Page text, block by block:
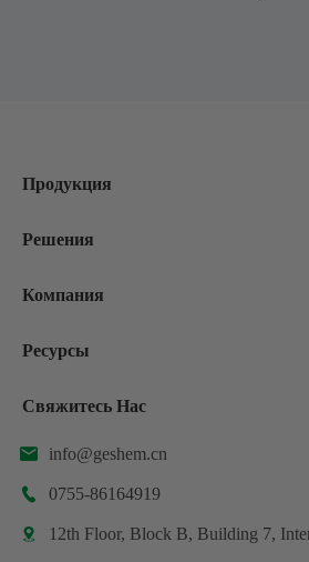
Продукция
Решения
Компания
Ресурсы
Свяжитесь Нас
 info@geshem.cn
 0755-86164919
 12th Floor, Block B, Building 7,